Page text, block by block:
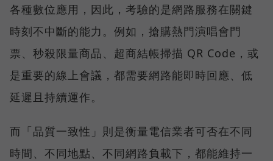
各種數位應用，因此，考驗的是網路服務在關鍵
時刻不中斷的能力。例如，搶購熱門演唱會門
票、秒殺限量商品、超商結帳掃描 QR Code，或
是重要的線上會議，都需要網路能即時回應、低
延遲且持續運作。
而「品質一致性」則是衡量電信業者可否在不同
時間、不同地點、不同網路負載下，都能維持一